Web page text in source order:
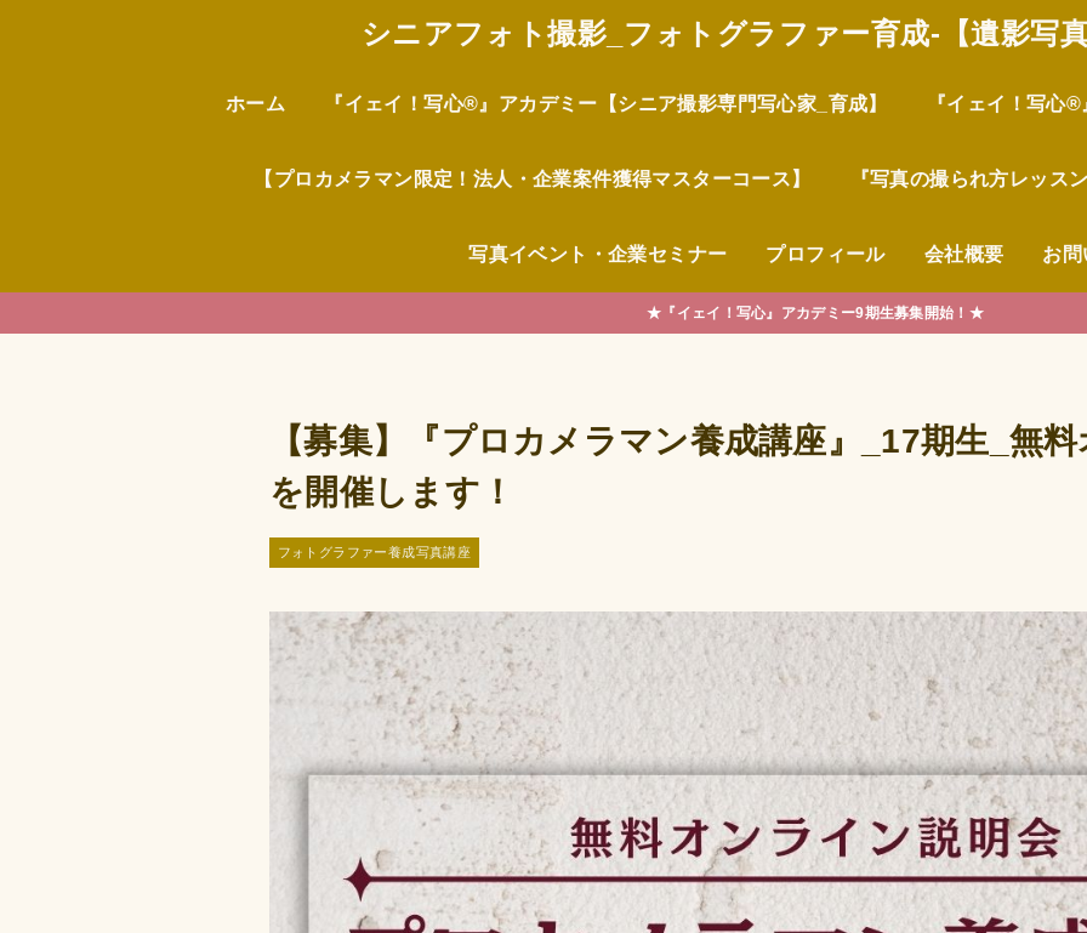
シニアフォト撮影_フォトグラファー育成-【遺影写
ホーム 『イェイ！写心®︎』アカデミー【シニア撮影専門写心家_育成】 『イェイ！写心
【プロカメラマン限定！法人・企業案件獲得マスターコース】 『写真の撮られ方レッス
写真イベント・企業セミナー プロフィール 会社概要 お問
★『イェイ！写心』アカデミー9期生募集開始！★
【募集】『プロカメラマン養成講座』_17期生_無
を開催します！
フォトグラファー養成写真講座